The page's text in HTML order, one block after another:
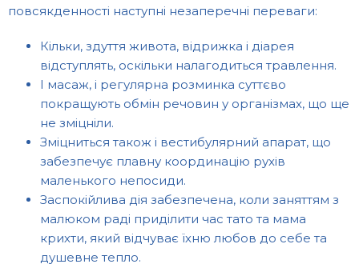
повсякденності наступні незаперечні переваги:
Кільки, здуття живота, відрижка і діарея
відступлять, оскільки налагодиться травлення.
І масаж, і регулярна розминка суттєво
покращують обмін речовин у організмах, що ще
не зміцніли.
Зміцниться також і вестибулярний апарат, що
забезпечує плавну координацію рухів
маленького непосиди.
Заспокійлива дія забезпечена, коли заняттям з
малюком раді приділити час тато та мама
крихти, який відчуває їхню любов до себе та
душевне тепло.